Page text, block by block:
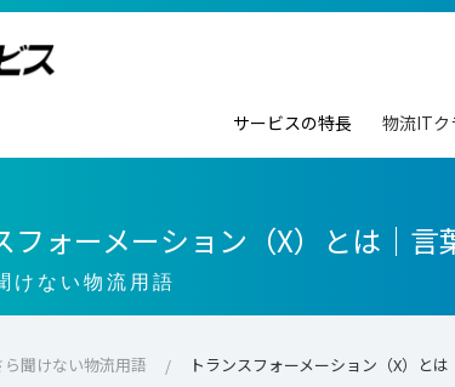
サービスの特長 物流ITク
フォーメーション（X）とは｜
けない物流用語
ら聞けない物流用語 トランスフォーメーション（X）と